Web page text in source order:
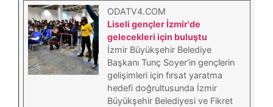
ODATV4.COM
Liseli gençler İzmir'de
gelecekleri için buluştu
İzmir Büyükşehir Belediye
Başkanı Tunç Soyer’in gençlerin
gelişimleri için fırsat yaratma
hedefi doğrultusunda İzmir
Büyükşehir Belediyesi ve Fikret